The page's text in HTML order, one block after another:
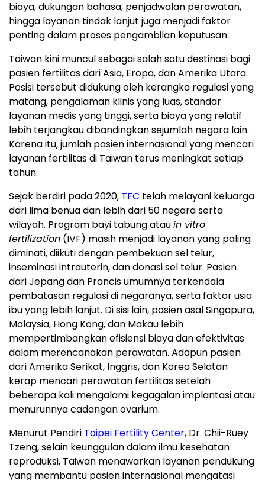
biaya, dukungan bahasa, penjadwalan perawatan,
hingga layanan tindak lanjut juga menjadi faktor
penting dalam proses pengambilan keputusan.
Taiwan kini muncul sebagai salah satu destinasi bagi
pasien fertilitas dari Asia, Eropa, dan Amerika Utara.
Posisi tersebut didukung oleh kerangka regulasi yang
matang, pengalaman klinis yang luas, standar
layanan medis yang tinggi, serta biaya yang relatif
lebih terjangkau dibandingkan sejumlah negara lain.
Karena itu, jumlah pasien internasional yang mencari
layanan fertilitas di Taiwan terus meningkat setiap
tahun.
Sejak berdiri pada 2020, TFC telah melayani keluarga
dari lima benua dan lebih dari 50 negara serta
wilayah. Program bayi tabung atauin vitro
fertilization (IVF) masih menjadi layanan yang paling
diminati, diikuti dengan pembekuan sel telur,
inseminasi intrauterin, dan donasi sel telur. Pasien
dari Jepang dan Prancis umumnya terkendala
pembatasan regulasi di negaranya, serta faktor usia
ibu yang lebih lanjut. Di sisi lain, pasien asal Singapura,
Malaysia, Hong Kong, dan Makau lebih
mempertimbangkan efisiensi biaya dan efektivitas
dalam merencanakan perawatan. Adapun pasien
dari Amerika Serikat, Inggris, dan Korea Selatan
kerap mencari perawatan fertilitas setelah
beberapa kali mengalami kegagalan implantasi atau
menurunnya cadangan ovarium.
Menurut Pendiri Taipei Fertility Center, Dr. Chii-Ruey
Tzeng, selain keunggulan dalam ilmu kesehatan
reproduksi, Taiwan menawarkan layanan pendukung
yang membantu pasien internasional mengatasi